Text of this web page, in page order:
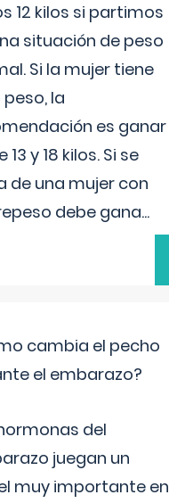
12 kilos si partimos
situación de peso
Si la mujer tiene
la
es ganar
13 y 18 kilos. Si se
de una mujer con
debe gana...
cambia el pecho
el embarazo?
del
juegan un
muy importante en